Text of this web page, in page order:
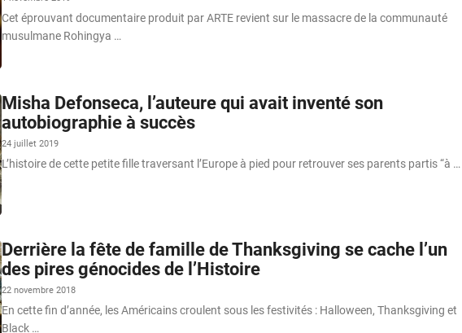
Cet éprouvant documentaire produit par ARTE revient sur le massacre de la communauté
musulmane Rohingya …
Misha Defonseca, l’auteure qui avait inventé son
autobiographie à succès
24 juillet 2019
L’histoire de cette petite fille traversant l’Europe à pied pour retrouver ses parents partis “à …
Derrière la fête de famille de Thanksgiving se cache l’un
des pires génocides de l’Histoire
22 novembre 2018
En cette fin d’année, les Américains croulent sous les festivités : Halloween, Thanksgiving et
Black …